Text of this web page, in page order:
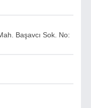
Başavcı Sok. No: